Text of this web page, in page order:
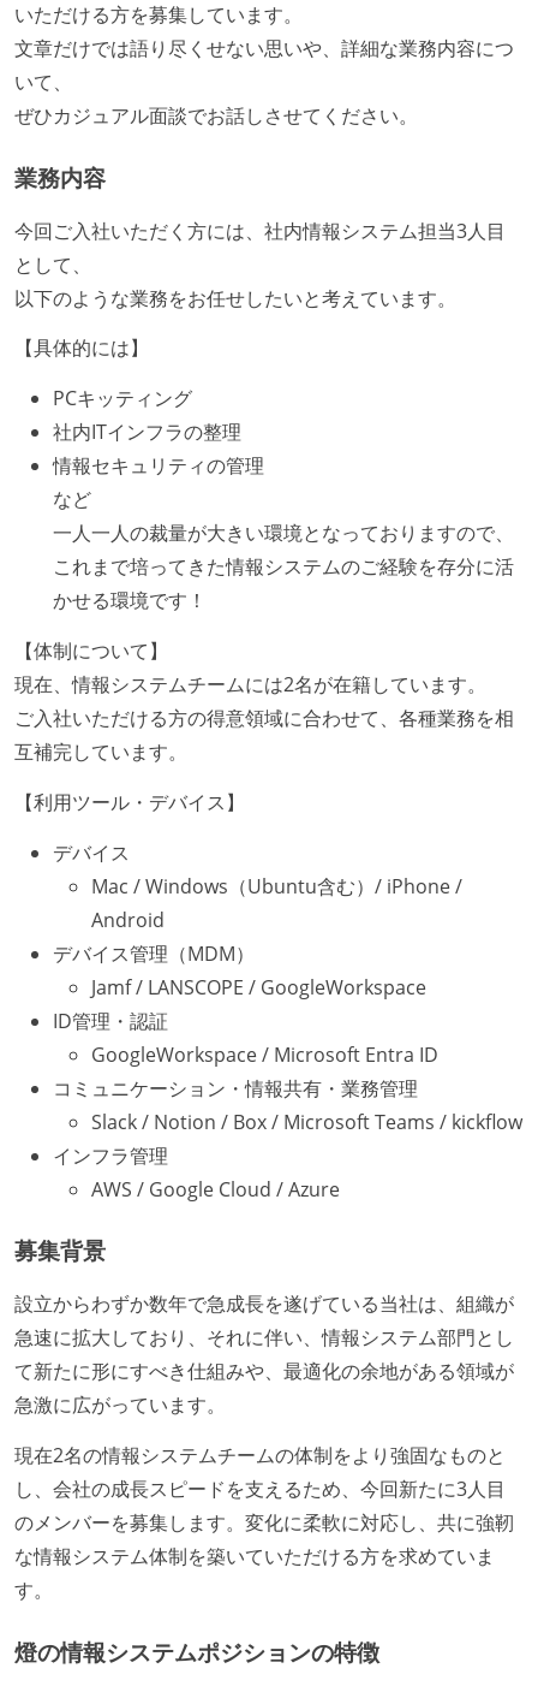
いただける方を募集しています。
文章だけでは語り尽くせない思いや、詳細な業務内容につ
いて、
ぜひカジュアル面談でお話しさせてください。
業務内容
今回ご入社いただく方には、社内情報システム担当3人目
として、
以下のような業務をお任せしたいと考えています。
【具体的には】
PCキッティング
社内ITインフラの整理
情報セキュリティの管理
など
一人一人の裁量が大きい環境となっておりますので、
これまで培ってきた情報システムのご経験を存分に活
かせる環境です！
【体制について】
現在、情報システムチームには2名が在籍しています。
ご入社いただける方の得意領域に合わせて、各種業務を相
互補完しています。
【利用ツール・デバイス】
デバイス
Mac / Windows（Ubuntu含む）/ iPhone /
Android
デバイス管理（MDM）
Jamf / LANSCOPE / GoogleWorkspace
ID管理・認証
GoogleWorkspace / Microsoft Entra ID
コミュニケーション・情報共有・業務管理
Slack / Notion / Box / Microsoft Teams / kickflow
インフラ管理
AWS / Google Cloud / Azure
募集背景
設立からわずか数年で急成長を遂げている当社は、組織が
急速に拡大しており、それに伴い、情報システム部門とし
て新たに形にすべき仕組みや、最適化の余地がある領域が
急激に広がっています。
現在2名の情報システムチームの体制をより強固なものと
し、会社の成長スピードを支えるため、今回新たに3人目
のメンバーを募集します。変化に柔軟に対応し、共に強靭
な情報システム体制を築いていただける方を求めていま
す。
燈の情報システムポジションの特徴